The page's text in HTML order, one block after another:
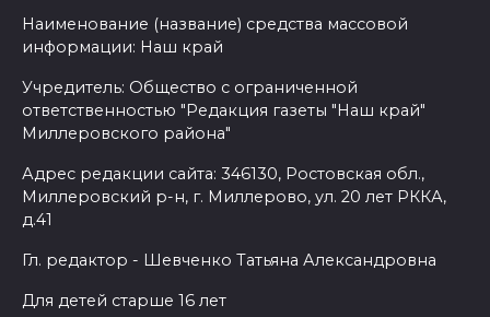
Наименование (название) средства массовой
информации: Наш край
Учредитель: Общество с ограниченной
ответственностью "Редакция газеты "Наш край"
Миллеровского района"
Адрес редакции сайта: 346130, Ростовская обл.,
Миллеровский р-н, г. Миллерово, ул. 20 лет РККА,
д.41
Гл. редактор - Шевченко Татьяна Александровна
Для детей старше 16 лет